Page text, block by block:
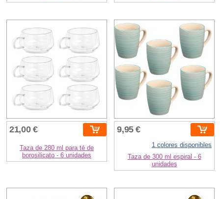
21,00 €
Taza de 280 ml para té de
borosilicato - 6 unidades
9,95 €
1 colores disponibles
Taza de 300 ml espiral - 6
unidades